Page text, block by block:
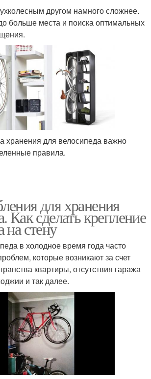
другом намного сложнее.
больше места и поиска оптимальных
хранения для велосипеда важно
правила.
для хранения
Как сделать крепление
на стену
в холодное время года часто
которые возникают за счет
квартиры, отсутствия гаража
и так далее.